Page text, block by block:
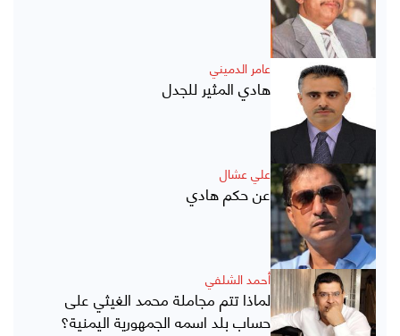
عامر الدميني
هادي المثير للجدل
علي عشال
عن حكم هادي
أحمد الشلفي
لماذا تتم مجاملة محمد الغيثي على
حساب بلد اسمه الجمهورية اليمنية؟